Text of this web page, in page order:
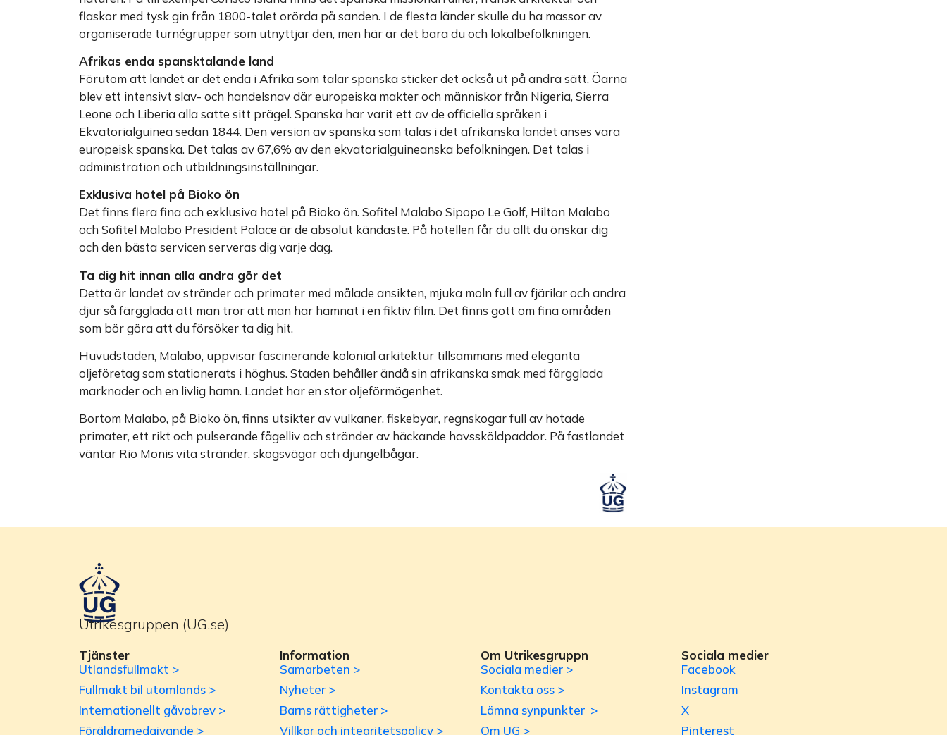
flaskor med tysk gin från 1800-talet orörda på sanden. I de flesta länder skulle du ha massor av
organiserade turnégrupper som utnyttjar den, men här är det bara du och lokalbefolkningen.
Afrikas enda spansktalande land
Förutom att landet är det enda i Afrika som talar spanska sticker det också ut på andra sätt. Öarna
blev ett intensivt slav- och handelsnav där europeiska makter och människor från Nigeria, Sierra
Leone och Liberia alla satte sitt prägel. Spanska har varit ett av de officiella språken i
Ekvatorialguinea sedan 1844. Den version av spanska som talas i det afrikanska landet anses vara
europeisk spanska. Det talas av 67,6% av den ekvatorialguineanska befolkningen. Det talas i
administration och utbildningsinställningar.
Exklusiva hotel på Bioko ön
Det finns flera fina och exklusiva hotel på Bioko ön. Sofitel Malabo Sipopo Le Golf, Hilton Malabo
och Sofitel Malabo President Palace är de absolut kändaste. På hotellen får du allt du önskar dig
och den bästa servicen serveras dig varje dag.
Ta dig hit innan alla andra gör det
Detta är landet av stränder och primater med målade ansikten, mjuka moln full av fjärilar och andra
djur så färgglada att man tror att man har hamnat i en fiktiv film. Det finns gott om fina områden
som bör göra att du försöker ta dig hit.
Huvudstaden, Malabo, uppvisar fascinerande kolonial arkitektur tillsammans med eleganta
oljeföretag som stationerats i höghus. Staden behåller ändå sin afrikanska smak med färgglada
marknader och en livlig hamn. Landet har en stor oljeförmögenhet.
Bortom Malabo, på Bioko ön, finns utsikter av vulkaner, fiskebyar, regnskogar full av hotade
primater, ett rikt och pulserande fågelliv och stränder av häckande havssköldpaddor. På fastlandet
väntar Rio Monis vita stränder, skogsvägar och djungelbågar.
Utrikesgruppen (UG.se)
Tjänster
Utlandsfullmakt >
Fullmakt bil utomlands >
Internationellt gåvobrev >
Föräldramedgivande >
Information
Samarbeten >
Nyheter >
Barns rättigheter >
Villkor och integritetspolicy >
Om Utrikesgruppn
Sociala medier >
Kontakta oss >
Lämna synpunkter >
Om UG >
Sociala medier
Facebook
Instagram
X
Pinterest